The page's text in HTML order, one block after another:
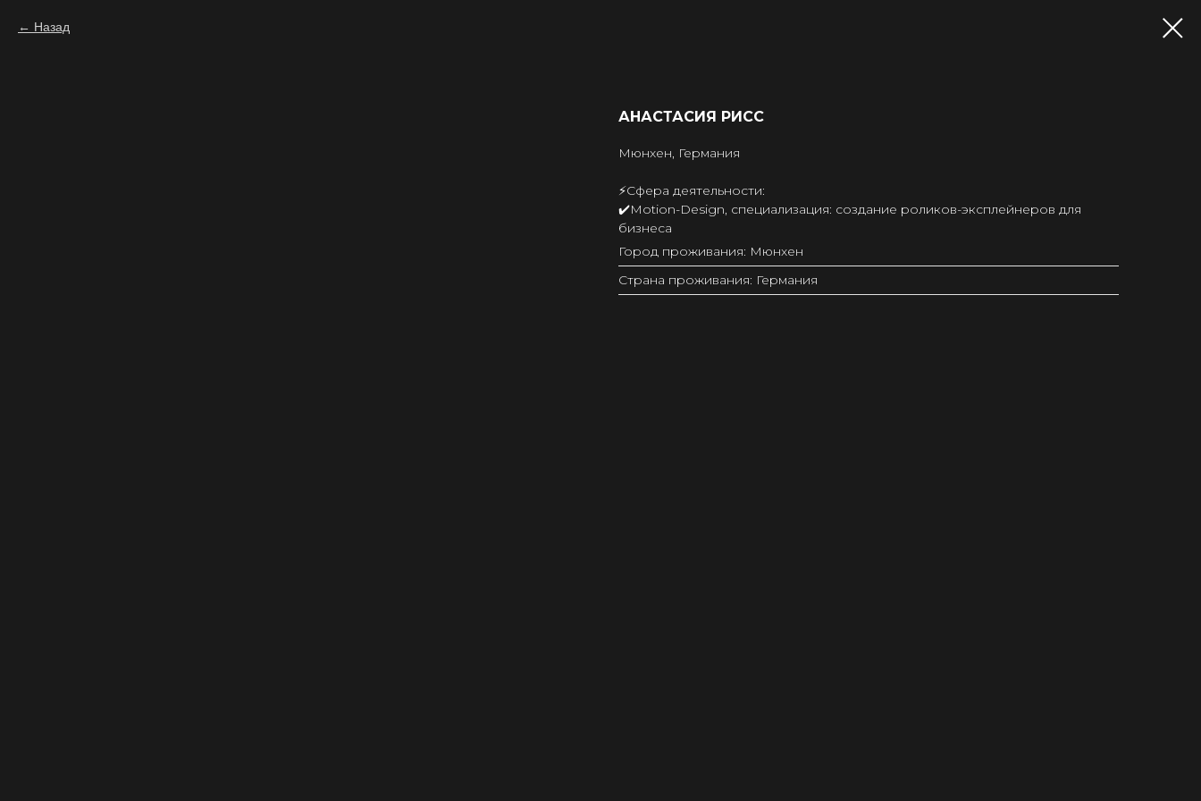
Назад
АНАСТАСИЯ РИСС
Мюнхен, Германия
⚡️Сфера деятельности:
✔️Motion-Design, специализация: создание роликов-эксплейнеров для
бизнеса
Город проживания: Мюнхен
Страна проживания: Германия